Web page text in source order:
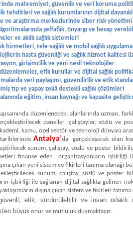
mahremiyet, güvenlik ve veri koruma
tehditleri ve sağlık kurumlarının dijital
ve araştırma merkezlerinde siber risk yönetimi
şeffaflık, önyargı ve hesap
ve akıllı sağlık sistemleri
hizmetleri, tele-sağlık ve mobil sağlık
hasta güvenliği ve sağlık hizmet kalitesi
girişimcilik ve yeni nesil teknolojiler
düzenlemeler, etik kurullar ve dijital sağlık
veri paylaşımı, güvenilirlik ve etik
tıp ve yapay zekâ destekli sağlık çözümleri
alanında eğitim, insan kaynağı ve kapasite
düzenlenecek; alanlarında uzman,
paneller, çalıştaylar, sözlü ve
kamu, özel sektör ve teknoloji dünyası
tarihlerindeAntalya’da gerçekleşecek olan
sunum, çalıştay, sözlü ve poster
finanse eden organizasyonların işbirliği
çıkan yeni sistem ve fikirleri tanıma olanağı
sunum, çalıştay, sözlü ve poster
işbirliği ile sağlanan dijital sağlıkta gelinen
dışına çıkan sistem ve fikirleri
etik, sürdürülebilir ve insan
büyük onur ve mutluluk duymaktayız.